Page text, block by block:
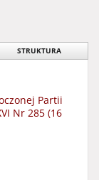
STRUKTURA
Partii
Nr 285 (16